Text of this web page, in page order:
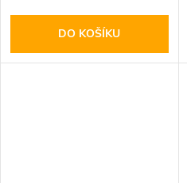
DO KOŠÍKU